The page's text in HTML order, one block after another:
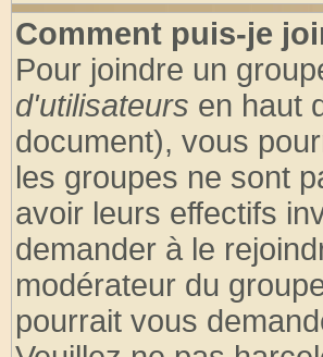
Comment puis-je
Pour joindre un
d'utilisateurs en haut
document), vous
les groupes ne sont
avoir leurs effectifs
demander à le
modérateur du
pourrait vous